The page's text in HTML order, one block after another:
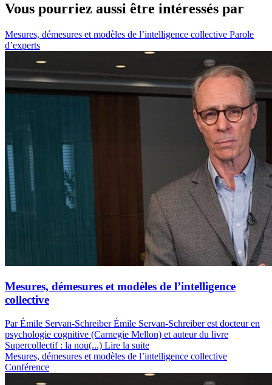
Vous pourriez aussi être intéressés par
Mesures, démesures et modèles de l’intelligence collective Parole
d’experts
Mesures, démesures et modèles de l’intelligence
collective
Par Émile Servan-SchreiberÉmile Servan-Schreiber est docteur en
psychologie cognitive (Carnegie Mellon) et auteur du livre
Supercollectif : la nou(...) Lire la suite
Mesures, démesures et modèles de l’intelligence collective
Conférence